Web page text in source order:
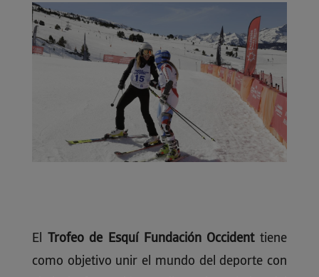
El Trofeo de Esquí Fundación Occidenttiene
como objetivo unir el mundo del deporte con